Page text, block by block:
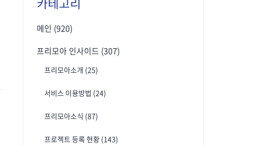
메인 (920)
프리모아 인사이드 (307)
프리모아소개 (25)
서비스 이용방법 (24)
프리모아소식 (87)
프로젝트 등록 현황 (143)